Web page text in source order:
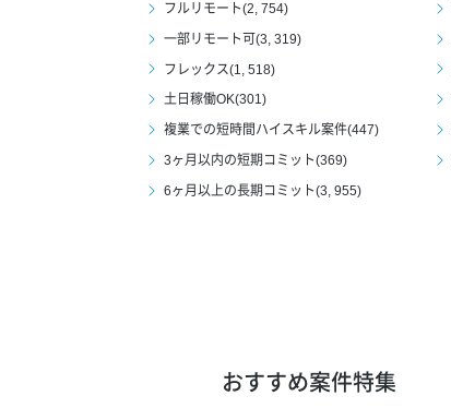
フルリモート(2, 754)
一部リモート可(3, 319)
フレックス(1, 518)
土日稼働OK(301)
複業での短時間ハイスキル案件(447)
3ヶ月以内の短期コミット(369)
6ヶ月以上の長期コミット(3, 955)
おすすめ案件特集